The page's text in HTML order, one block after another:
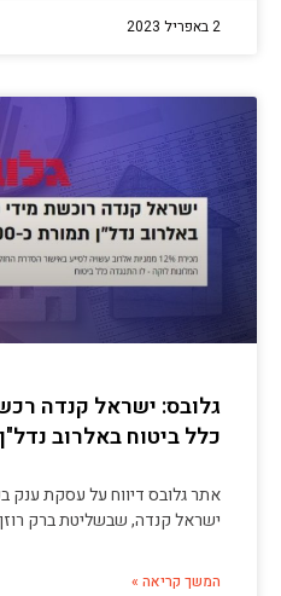
2 באפריל 2023
גלובס: ישראל קנדה
כלל ביטוח באלרוב נדל"ן
אתר גלובס דיווח על עסקת ענק
ישראל קנדה, שבשליטת ברק
המשך קריאה »